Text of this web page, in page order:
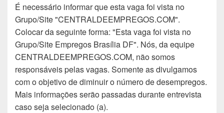
É necessário informar que esta vaga foi vista no
Grupo/Site "CENTRALDEEMPREGOS.COM".
Colocar da seguinte forma: "Esta vaga foi vista no
Grupo/Site Empregos Brasília DF". Nós, da equipe
CENTRALDEEMPREGOS.COM, não somos
responsáveis pelas vagas. Somente as divulgamos
com o objetivo de diminuir o número de desempregos.
Mais informações serão passadas durante entrevista
caso seja selecionado (a).